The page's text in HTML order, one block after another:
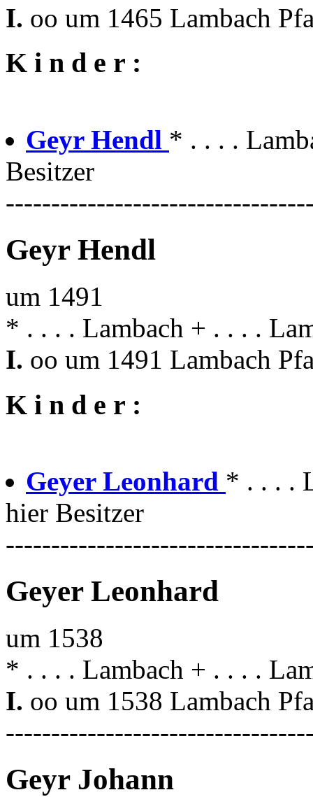
I. oo um 1465 Lambach
K i n d e r :
Geyr Hendl * . . . .
Besitzer
Geyr Hendl
um 1491
* . . . . Lambach + . . . .
I. oo um 1491 Lambach
K i n d e r :
Geyer Leonhard * . . . .
hier Besitzer
Geyer Leonhard
um 1538
* . . . . Lambach + . . . .
I. oo um 1538 Lambach
Geyr Johann